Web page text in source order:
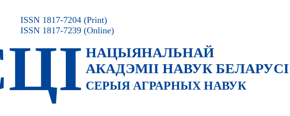
НАЦЫЯНАЛЬНАЙ
АКАДЭМII НАВУК БЕЛАРУСI
СЕРЫЯ АГРАРНЫХ НАВУК
ISSN 1817-7204 (Print)
ISSN 1817-7239 (Online)